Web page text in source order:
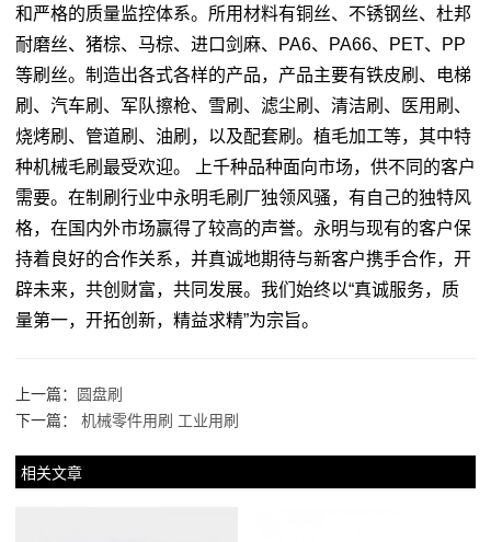
和严格的质量监控体系。所用材料有铜丝、不锈钢丝、杜邦
耐磨丝、猪棕、马棕、进口剑麻、PA6、PA66、PET、PP
等刷丝。制造出各式各样的产品，产品主要有铁皮刷、电梯
刷、汽车刷、军队擦枪、雪刷、滤尘刷、清洁刷、医用刷、
烧烤刷、管道刷、油刷，以及配套刷。植毛加工等，其中特
种机械毛刷最受欢迎。 上千种品种面向市场，供不同的客户
需要。在制刷行业中永明毛刷厂独领风骚，有自己的独特风
格，在国内外市场赢得了较高的声誉。永明与现有的客户保
持着良好的合作关系，并真诚地期待与新客户携手合作，开
辟未来，共创财富，共同发展。我们始终以“真诚服务，质
量第一，开拓创新，精益求精”为宗旨。
上一篇：
圆盘刷
下一篇： 机械零件用刷 工业用刷
相关文章